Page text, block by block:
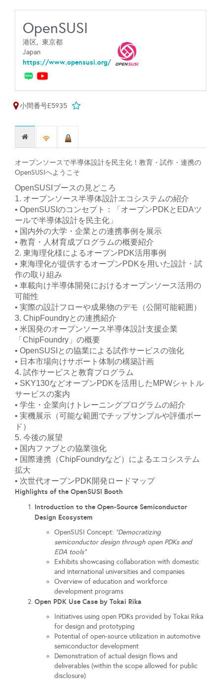
OpenSUSI
港区, 東京都
Japan
https://www.opensusi.org/
小間番号E5935
オープンソースで半導体設計を民主化！教育・試作・連携の
OpenSUSIへようこそ
OpenSUSIブースの見どころ
1. オープンソース半導体設計エコシステムの紹介
• OpenSUSIのコンセプト：「オープンPDKとEDAツ
ールで半導体設計を民主化」
• 国内外の大学・企業との連携事例を展示
• 教育・人材育成プログラムの概要紹介
2. 東海理化様によるオープンPDK活用事例
• 東海理化が提供するオープンPDKを用いた設計・試
作の取り組み
• 車載向け半導体開発におけるオープンソース活用の
可能性
• 実際の設計フローや成果物のデモ（公開可能範囲）
3. ChipFoundryとの連携紹介
• 米国発のオープンソース半導体設計支援企業
「ChipFoundry」の概要
• OpenSUSIとの協業による試作サービスの強化
• 日本市場向けサポート体制の構築計画
4. 試作サービスと教育プログラム
• SKY130などオープンPDKを活用したMPWシャトル
サービスの案内
• 学生・企業向けトレーニングプログラムの紹介
• 実機展示（可能な範囲でチップサンプルや評価ボー
ド）
5. 今後の展望
• 国内ファブとの協業強化
• 国際連携（ChipFoundryなど）によるエコシステム
拡大
• 次世代オープンPDK開発ロードマップ
Highlights of the OpenSUSI Booth
Introduction to the Open-Source Semiconductor
Design Ecosystem
OpenSUSI Concept: “Democratizing
semiconductor design through open PDKs and
EDA tools”
Exhibits showcasing collaboration with domestic
and international universities and companies
Overview of education and workforce
development programs
Open PDK Use Case by Tokai Rika
Initiatives using open PDKs provided by Tokai Rika
for design and prototyping
Potential of open-source utilization in automotive
semiconductor development
Demonstration of actual design flows and
deliverables (within the scope allowed for public
disclosure)